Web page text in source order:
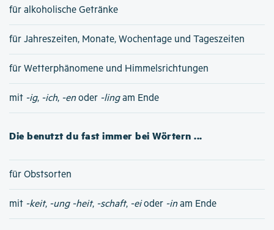
für alkoholische Getränke
für Jahreszeiten, Monate, Wochentage und Tageszeiten
für Wetterphänomene und Himmelsrichtungen
mit -ig, -ich, -en oder -lingam Ende
Die benutzt du fast immer bei Wörtern ...
für Obstsorten
mit -keit, -ung -heit, -schaft, -eioder -in am Ende